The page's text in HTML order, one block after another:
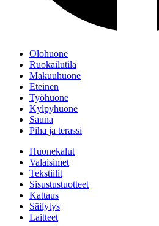
Olohuone
Ruokailutila
Makuuhuone
Eteinen
Työhuone
Kylpyhuone
Sauna
Piha ja terassi
Huonekalut
Valaisimet
Tekstiilit
Sisustustuotteet
Kattaus
Säilytys
Laitteet